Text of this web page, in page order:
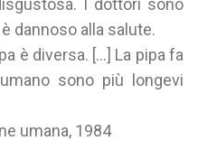
I dottori sono
dannoso alla salute.
è diversa. [...] La pipa fa
sono più longevi
umana, 1984